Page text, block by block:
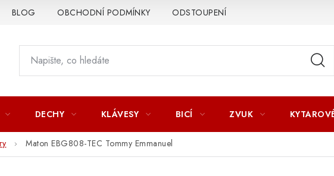
BLOG OBCHODNÍ PODMÍNKY ODSTOUPENÍ OD SMLOUVY
DECHY KLÁVESY BICÍ ZVUK
Maton EBG808-TEC Tommy Emmanuel